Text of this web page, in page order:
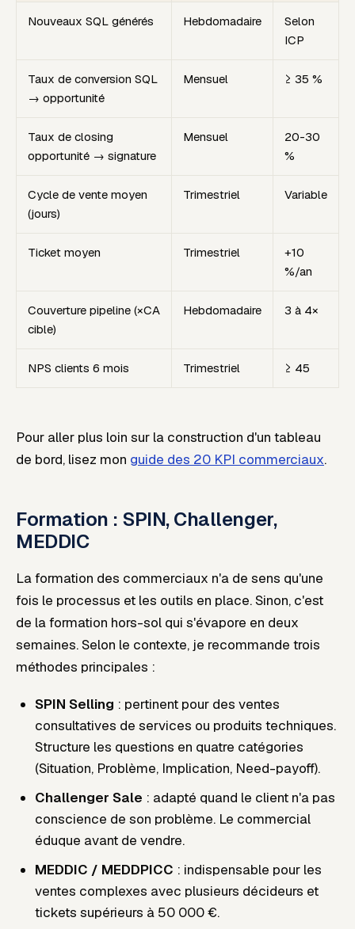
Nouveaux SQL générés Hebdomadaire
Selon
ICP
Taux de conversion SQL
→ opportunité
Mensuel ≥ 35 %
Taux de closing
opportunité → signature
Mensuel
20-30
%
Cycle de vente moyen
(jours)
Trimestriel Variable
Ticket moyen Trimestriel
+10
%/an
Couverture pipeline (×CA
cible)
Hebdomadaire 3 à 4×
NPS clients 6 mois Trimestriel ≥ 45
Pour aller plus loin sur la construction d'un tableau
de bord, lisez mon guide des 20 KPI commerciaux.
Formation : SPIN, Challenger,
MEDDIC
La formation des commerciaux n'a de sens qu'une
fois le processus et les outils en place. Sinon, c'est
de la formation hors-sol qui s'évapore en deux
semaines. Selon le contexte, je recommande trois
méthodes principales :
SPIN Selling : pertinent pour des ventes
consultatives de services ou produits techniques.
Structure les questions en quatre catégories
(Situation, Problème, Implication, Need-payoff).
Challenger Sale : adapté quand le client n'a pas
conscience de son problème. Le commercial
éduque avant de vendre.
MEDDIC / MEDDPICC : indispensable pour les
ventes complexes avec plusieurs décideurs et
tickets supérieurs à 50 000 €.